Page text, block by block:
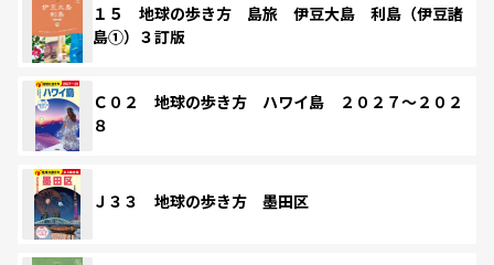
１５ 地球の歩き方 島旅 伊豆大島 利島（伊豆諸
島①）３訂版
Ｃ０２ 地球の歩き方 ハワイ島 ２０２７～２０２
８
Ｊ３３ 地球の歩き方 墨田区